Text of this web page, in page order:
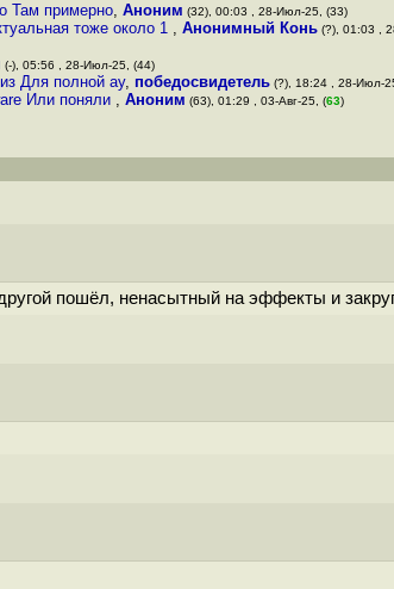
Там примерно, Аноним (32), 00:03 , 28-Июл-25, (33)
тоже около 1 , Анонимный Конь (?), 01:03 ,
(-), 05:56 , 28-Июл-25, (44)
Для полной ау, победосвидетель (?), 18:24 , 28-Июл-
Или поняли , Аноним (63), 01:29 , 03-Авг-25, (63)
пошёл, ненасытный на эффекты и